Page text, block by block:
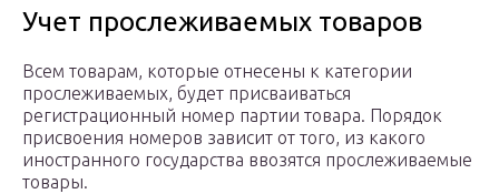
Учет прослеживаемых товаров
Всем товарам, которые отнесены к категории
прослеживаемых, будет присваиваться
регистрационный номер партии товара. Порядок
присвоения номеров зависит от того, из какого
иностранного государства ввозятся прослеживаемые
товары.